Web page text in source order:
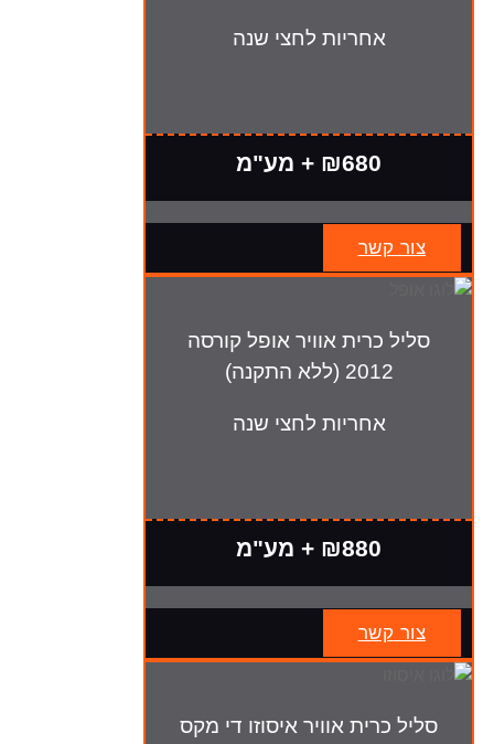
אחריות לחצי שנה
₪680 + מע"מ
צור קשר
סליל כרית אוויר אופל קורסה
2012 (ללא התקנה)
אחריות לחצי שנה
₪880 + מע"מ
צור קשר
סליל כרית אוויר איסוזו די מקס